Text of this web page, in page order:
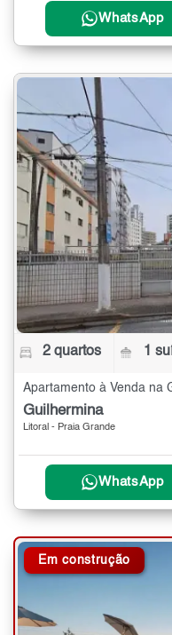
WhatsApp
2 quartos 1
Apartamento à Venda na
Guilhermina
Litoral - Praia Grande
WhatsApp
Em construção